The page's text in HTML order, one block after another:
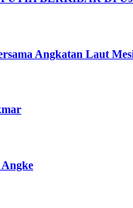
Angkatan Laut